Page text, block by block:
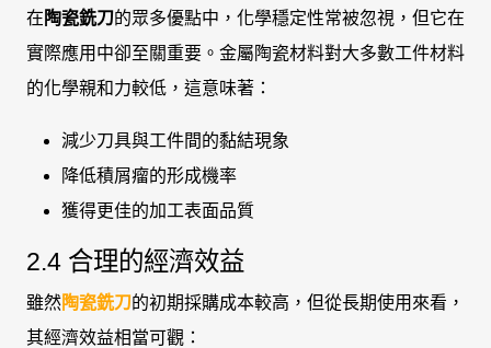
在陶瓷銑刀的眾多優點中，化學穩定性常被忽視，但它在
實際應用中卻至關重要。金屬陶瓷材料對大多數工件材料
的化學親和力較低，這意味著：
減少刀具與工件間的黏結現象
降低積屑瘤的形成機率
獲得更佳的加工表面品質
2.4 合理的經濟效益
雖然陶瓷銑刀的初期採購成本較高，但從長期使用來看，
其經濟效益相當可觀：